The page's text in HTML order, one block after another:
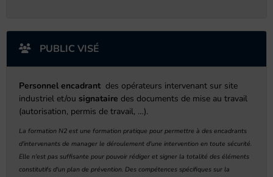
PUBLIC VISÉ
Personnel encadrant des opérateurs intervenant sur site
industriel et/ou signataire des documents de mise au travail
(autorisation, permis de travail, …).
La formation N2 est une formation pratique pour permettre à des encadrants
d'intervenants de manager le déroulement d'une intervention en toute sécurité.
Elle n'est pas suffisante pour pouvoir rédiger et signer la totalité des éléments
constitutifs d'un plan de prévention. Des compétences spécifiques sur la